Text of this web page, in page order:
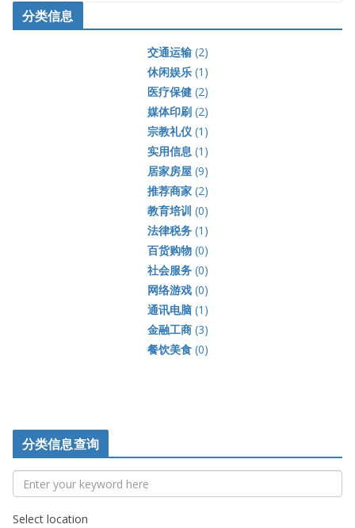
分类信息
交通运输(2)
休闲娱乐(1)
医疗保健(2)
媒体印刷(2)
宗教礼仪(1)
实用信息(1)
居家房屋(9)
推荐商家(2)
教育培训 (0)
法律税务(1)
百货购物(0)
社会服务(0)
网络游戏(0)
通讯电脑(1)
金融工商(3)
餐饮美食(0)
分类信息查询
Select location